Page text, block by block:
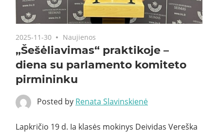
2025-11-30 Naujienos
„Šešėliavimas“ praktikoje –
diena su parlamento komiteto
pirmininku
Posted by Renata Slavinskienė
Lapkričio 19 d. Ia klasės mokinys Deividas Vereška